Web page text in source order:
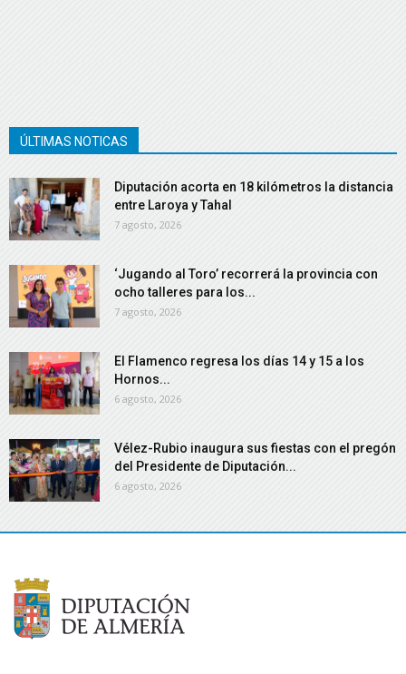
ÚLTIMAS NOTICAS
Diputación acorta en 18 kilómetros la distancia
entre Laroya y Tahal
7 agosto, 2026
‘Jugando al Toro’ recorrerá la provincia con
ocho talleres para los...
7 agosto, 2026
El Flamenco regresa los días 14 y 15 a los
Hornos...
6 agosto, 2026
Vélez-Rubio inaugura sus fiestas con el pregón
del Presidente de Diputación...
6 agosto, 2026